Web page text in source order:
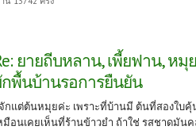
es
t
ยายถีบหลาน, เพี้ยฟาน, หมุ
พื้นบ้านรอการยืนยัน
กแต่ต้นหมุยค่ะ เพราะที่บ้านมี ต้นที่สองใบคุ้
มือนเคยเห็นที่ร้านข้าวยำ ถ้าใช่ รสชาดมันค